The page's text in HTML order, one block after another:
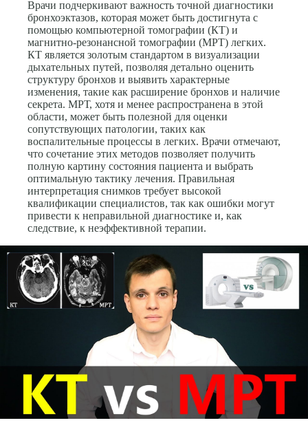
Врачи подчеркивают важность точной диагностики
бронхоэктазов, которая может быть достигнута с
помощью компьютерной томографии (КТ) и
магнитно-резонансной томографии (МРТ) легких.
КТ является золотым стандартом в визуализации
дыхательных путей, позволяя детально оценить
структуру бронхов и выявить характерные
изменения, такие как расширение бронхов и наличие
секрета. МРТ, хотя и менее распространена в этой
области, может быть полезной для оценки
сопутствующих патологии, таких как
воспалительные процессы в легких. Врачи отмечают,
что сочетание этих методов позволяет получить
полную картину состояния пациента и выбрать
оптимальную тактику лечения. Правильная
интерпретация снимков требует высокой
квалификации специалистов, так как ошибки могут
привести к неправильной диагностике и, как
следствие, к неэффективной терапии.